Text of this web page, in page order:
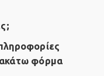
φόρμα